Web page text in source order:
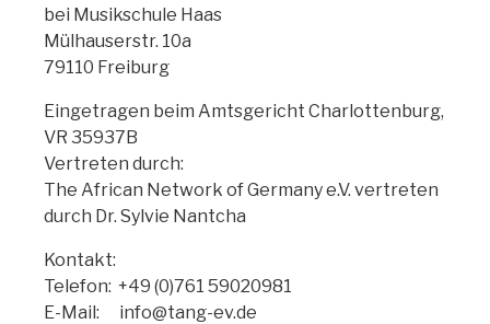
bei Musikschule Haas
Mülhauserstr. 10a
79110 Freiburg
Eingetragen beim Amtsgericht Charlottenburg,
VR 35937B
Vertreten durch:
The African Network of Germany e.V. vertreten
durch Dr. Sylvie Nantcha
Kontakt:
Telefon: +49 (0)761 59020981
E-Mail: info@tang-ev.de